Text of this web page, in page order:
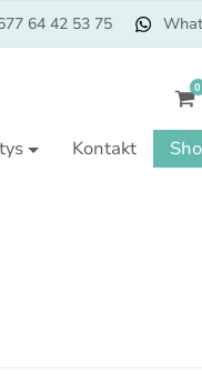
64 42 53 75
0
Kontakt